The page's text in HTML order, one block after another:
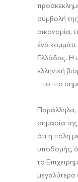
συμβολή
οικονομία,
ένα
Ελλάδας. Η
ελληνική
– το πιο
Παράλληλα,
σημασία
ότι η πόλη
υποδομής,
το
μεγαλύτερο